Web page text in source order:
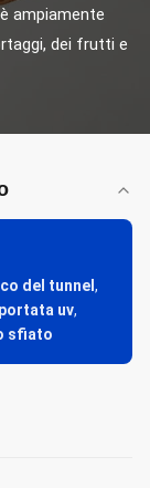
ampiamente
dei frutti e
del tunnel ,
uv,
sfiato